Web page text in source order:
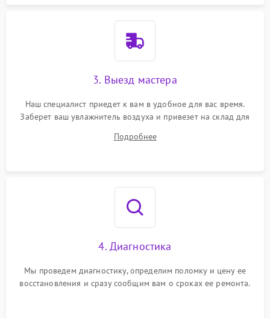
3. Выезд мастера
Наш специалист приедет к вам в удобное для вас время.
Заберет ваш увлажнитель воздуха и привезет на склад для
Подробнее
4. Диагностика
Мы проведем диагностику, определим поломку и цену ее
восстановления и сразу сообщим вам о сроках ее ремонта.